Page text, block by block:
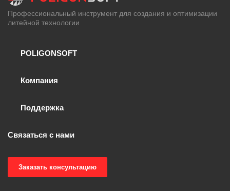
Профессиональный инструмент для создания и оптимизации
литейной технологии
POLIGONSOFT
Компания
Поддержка
Связаться с нами
Заказать консультацию